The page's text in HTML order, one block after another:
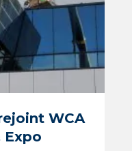
WCA
Expo